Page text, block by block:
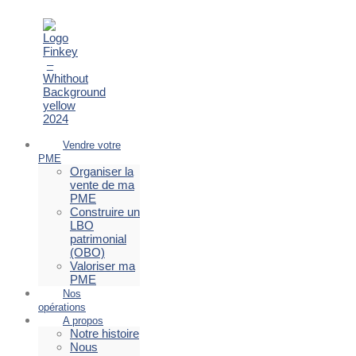
Vendre votre
PME
Organiser la
vente de ma
PME
Construire un
LBO
patrimonial
(OBO)
Valoriser ma
PME
Nos
opérations
A propos
Notre histoire
Nous